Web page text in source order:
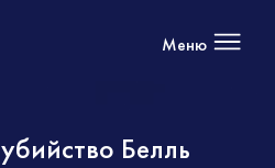
Меню
Белль